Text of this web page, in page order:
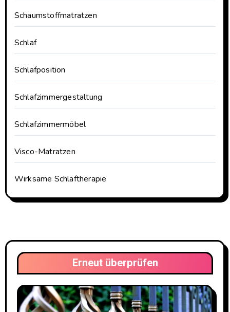
Schaumstoffmatratzen
Schlaf
Schlafposition
Schlafzimmergestaltung
Schlafzimmermöbel
Visco-Matratzen
Wirksame Schlaftherapie
Erneut überprüfen